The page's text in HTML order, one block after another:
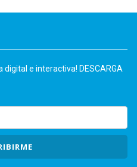
digital e interactiva! DESCARGA